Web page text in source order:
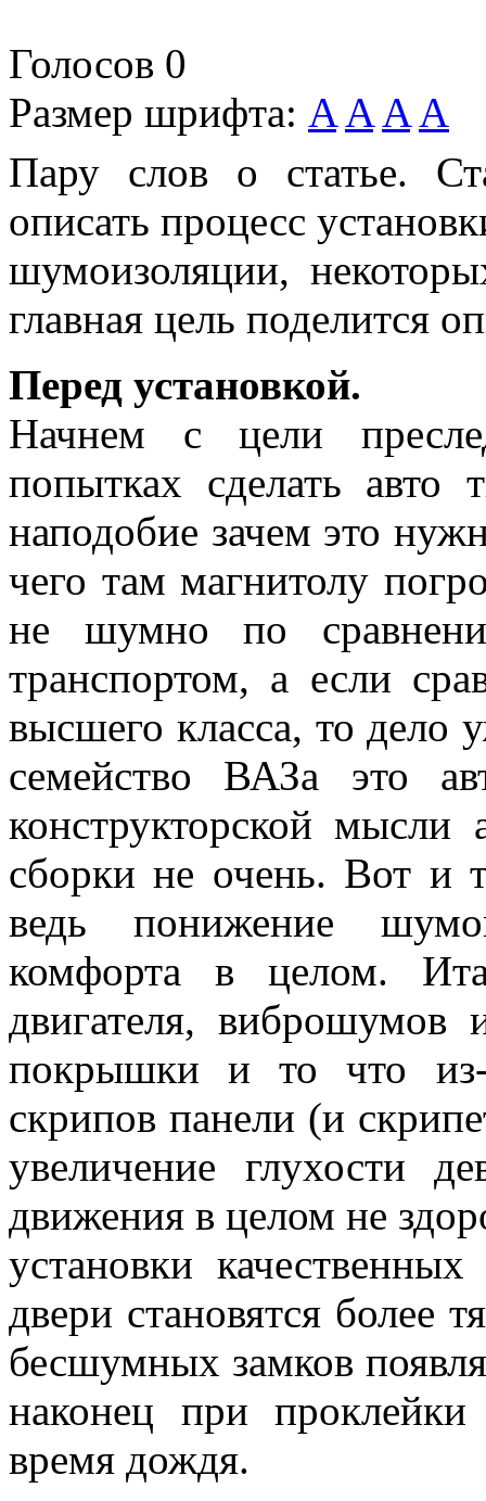
Голосов 0
Размер шрифта: A A A A
Пару слов о статье.
описать процесс
шумоизоляции,
главная цель поделится
Перед установкой.
Начнем с цели
попытках сделать
наподобие зачем это
чего там магнитолу
не шумно по
транспортом, а если
высшего класса, то дело
семейство ВАЗа это
конструкторской мысли
сборки не очень. Вот и
ведь понижение
комфорта в целом.
двигателя,
покрышки и то что из-
скрипов панели (и
увеличение глухости
движения в целом не
установки
двери становятся более
бесшумных замков
наконец при
время дождя.